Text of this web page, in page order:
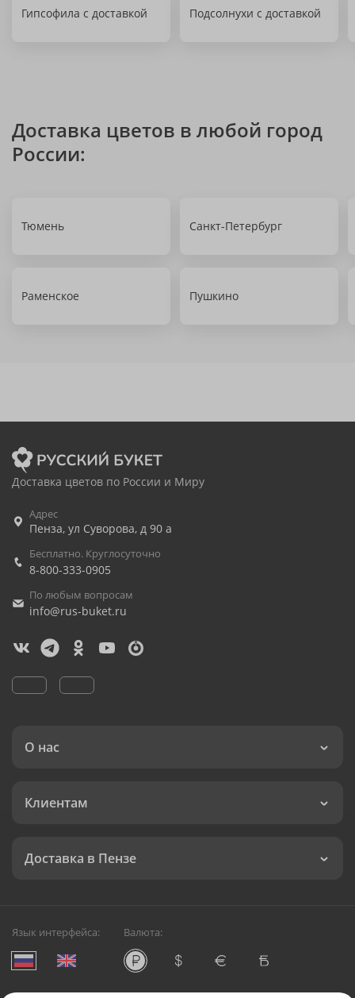
Гипсофила с доставкой Подсолнухи с доставкой
Доставка цветов в любой город
России:
Тюмень Санкт-Петербург
Раменское Пушкино
Доставка цветов по России и Миру
Адрес
Пенза, ул Суворова, д 90 а
Бесплатно. Круглосуточно
8-800-333-0905
По любым вопросам
info@rus-buket.ru
О нас
Клиентам
Доставка в Пензе
Язык интерфейса: Валюта: